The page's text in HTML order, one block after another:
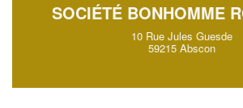
SOCIÉTÉ BONHOMME
10 Rue Jules Guesde
59215 Abscon